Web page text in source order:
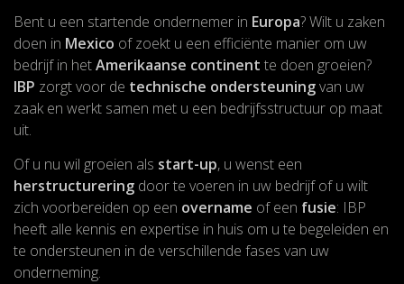
Bent u een startende ondernemer in Europa? Wilt u zaken
doen in Mexico of zoekt u een efficiënte manier om uw
bedrijf in hetAmerikaanse continent te doen groeien?
IBP zorgt voor de technische ondersteuningvan uw
zaak en werkt samen met u een bedrijfsstructuur op maat
uit.
Of u nu wil groeien als start-up, u wenst een
herstructurering door te voeren in uw bedrijf of u wilt
zich voorbereiden op een overname of een fusie: IBP
heeft alle kennis en expertise in huis om u te begeleiden en
te ondersteunen in de verschillende fases van uw
onderneming.